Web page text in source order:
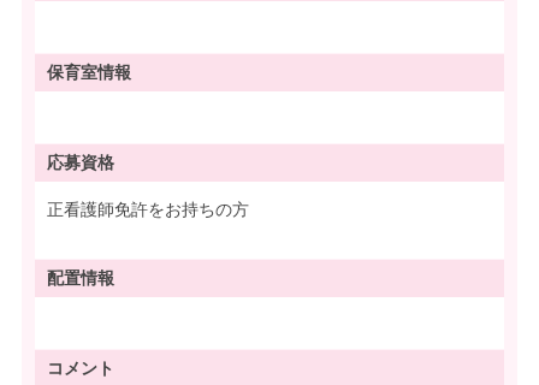
保育室情報
応募資格
正看護師免許をお持ちの方
配置情報
コメント